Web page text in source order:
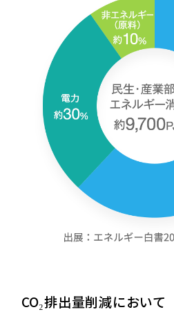
CO₂排出量削減において